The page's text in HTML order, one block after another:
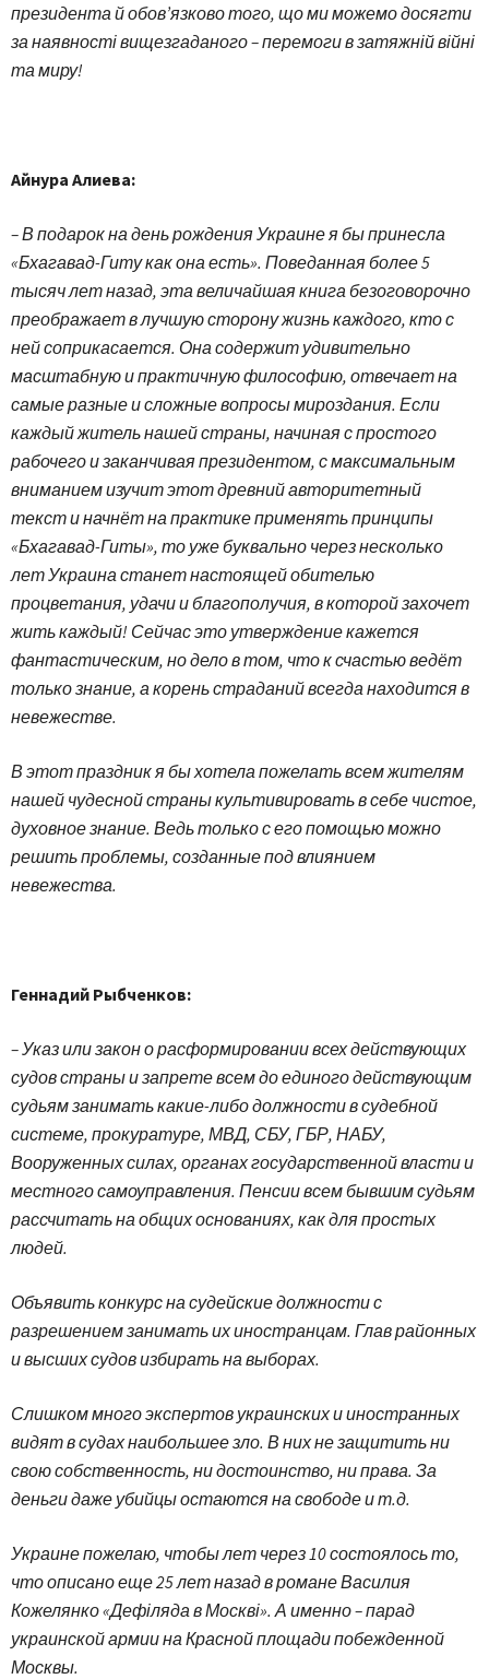
президента й обов’язково того, що ми можемо досягти
за наявності вищезгаданого – перемоги в затяжній війні
та миру!
Айнура Алиева:
– В подарок на день рождения Украине я бы принесла
«Бхагавад-Гиту как она есть». Поведанная более 5
тысяч лет назад, эта величайшая книга безоговорочно
преображает в лучшую сторону жизнь каждого, кто с
ней соприкасается. Она содержит удивительно
масштабную и практичную философию, отвечает на
самые разные и сложные вопросы мироздания. Если
каждый житель нашей страны, начиная с простого
рабочего и заканчивая президентом, с максимальным
вниманием изучит этот древний авторитетный
текст и начнёт на практике применять принципы
«Бхагавад-Гиты», то уже буквально через несколько
лет Украина станет настоящей обителью
процветания, удачи и благополучия, в которой захочет
жить каждый! Сейчас это утверждение кажется
фантастическим, но дело в том, что к счастью ведёт
только знание, а корень страданий всегда находится в
невежестве.
В этот праздник я бы хотела пожелать всем жителям
нашей чудесной страны культивировать в себе чистое,
духовное знание. Ведь только с его помощью можно
решить проблемы, созданные под влиянием
невежества.
Геннадий Рыбченков:
– Указ или закон о расформировании всех действующих
судов страны и запрете всем до единого действующим
судьям занимать какие-либо должности в судебной
системе, прокуратуре, МВД, СБУ, ГБР, НАБУ,
Вооруженных силах, органах государственной власти и
местного самоуправления. Пенсии всем бывшим судьям
рассчитать на общих основаниях, как для простых
людей.
Объявить конкурс на судейские должности с
разрешением занимать их иностранцам. Глав районных
и высших судов избирать на выборах.
Слишком много экспертов украинских и иностранных
видят в судах наибольшее зло. В них не защитить ни
свою собственность, ни достоинство, ни права. За
деньги даже убийцы остаются на свободе и т.д.
Украине пожелаю, чтобы лет через 10 состоялось то,
что описано еще 25 лет назад в романе Василия
Кожелянко «Дефіляда в Москві». А именно – парад
украинской армии на Красной площади побежденной
Москвы.